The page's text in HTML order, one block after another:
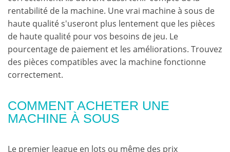
rentabilité de la machine. Une vrai machine à sous de
haute qualité s'useront plus lentement que les pièces
de haute qualité pour vos besoins de jeu. Le
pourcentage de paiement et les améliorations. Trouvez
des pièces compatibles avec la machine fonctionne
correctement.
COMMENT ACHETER UNE
MACHINE À SOUS
Le premier league en lots ou même des prix